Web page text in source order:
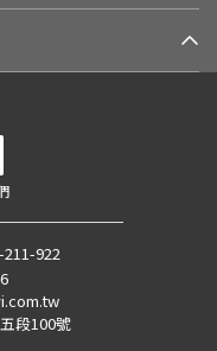
211-922
段100號